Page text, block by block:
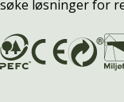
søke løsninger for